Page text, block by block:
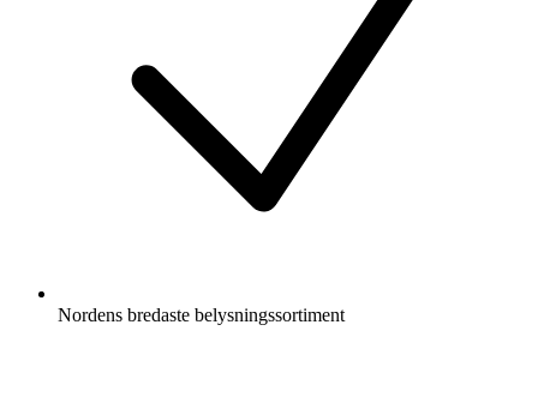
Nordens bredaste belysningssortiment